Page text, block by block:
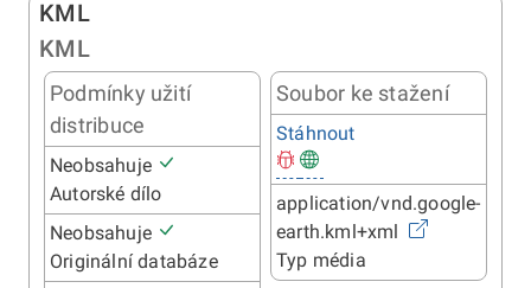
KML
KML
Podmínky užití
distribuce
Neobsahuje
Autorské dílo
Neobsahuje
Originální databáze
Soubor ke stažení
Stáhnout
application/vnd.google-
earth.kml+xml
Typ média